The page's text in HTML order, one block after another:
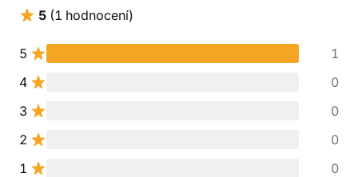
5 (1 hodnocení)
5
1
4
0
3
0
2
0
1
0